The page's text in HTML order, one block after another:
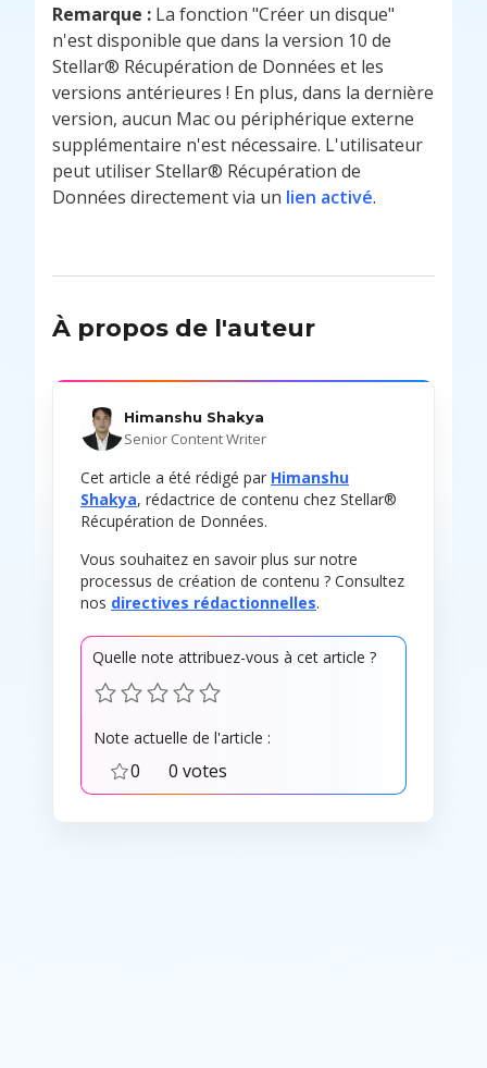
Remarque : La fonction "Créer un disque"
n'est disponible que dans la version 10 de
Stellar® Récupération de Données et les
versions antérieures ! En plus, dans la dernière
version, aucun Mac ou périphérique externe
supplémentaire n'est nécessaire. L'utilisateur
peut utiliser Stellar® Récupération de
Données directement via un lien activé.
À propos de l'auteur
Himanshu Shakya
Senior Content Writer
Cet article a été rédigé par Himanshu
Shakya, rédactrice de contenu chez Stellar®
Récupération de Données.
Vous souhaitez en savoir plus sur notre
processus de création de contenu ? Consultez
nos directives rédactionnelles.
Quelle note attribuez-vous à cet article ?
Note actuelle de l'article :
0 0 votes